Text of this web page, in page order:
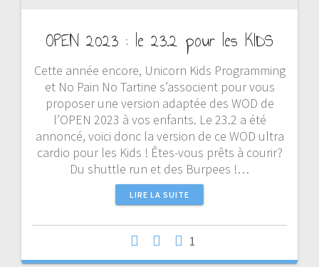
OPEN 2023 : le 23.2 pour les KIDS
Cette année encore, Unicorn Kids Programming
et No Pain No Tartine s’associent pour vous
proposer une version adaptée des WOD de
l’OPEN 2023 à vos enfants. Le 23.2 a été
annoncé, voici donc la version de ce WOD ultra
cardio pour les Kids ! Êtes-vous prêts à courir?
Du shuttle run et des Burpees !…
LIRE LA SUITE
1